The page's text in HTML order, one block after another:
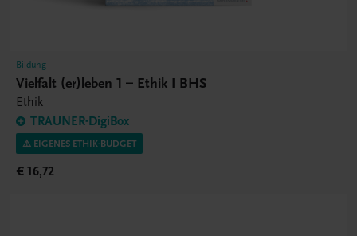
Bildung
Vielfalt (er)leben 1 – Ethik I BHS
Ethik
TRAUNER-DigiBox
⚠️ EIGENES ETHIK-BUDGET
€ 16,72